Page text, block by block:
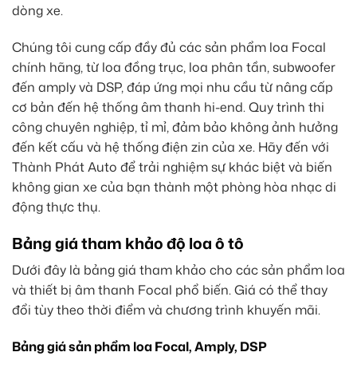
dòng xe.
Chúng tôi cung cấp đầy đủ các sản phẩm loa Focal
chính hãng, từ loa đồng trục, loa phân tần, subwoofer
đến amply và DSP, đáp ứng mọi nhu cầu từ nâng cấp
cơ bản đến hệ thống âm thanh hi-end. Quy trình thi
công chuyên nghiệp, tỉ mỉ, đảm bảo không ảnh hưởng
đến kết cấu và hệ thống điện zin của xe. Hãy đến với
Thành Phát Auto để trải nghiệm sự khác biệt và biến
không gian xe của bạn thành một phòng hòa nhạc di
động thực thụ.
Bảng giá tham khảo độ loa ô tô
Dưới đây là bảng giá tham khảo cho các sản phẩm loa
và thiết bị âm thanh Focal phổ biến. Giá có thể thay
đổi tùy theo thời điểm và chương trình khuyến mãi.
Bảng giá sản phẩm loa Focal, Amply, DSP